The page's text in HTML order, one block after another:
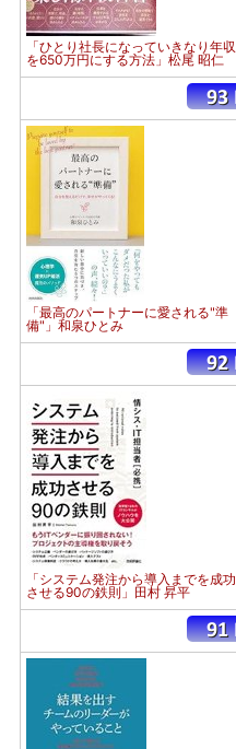
「ひとり社長になっていきなり年収
を650万円にする方法」松尾 昭仁
「最高のパートナーに愛される"準
備"」和泉ひとみ
「システム発注から導入までを成功
させる90の鉄則」田村 昇平